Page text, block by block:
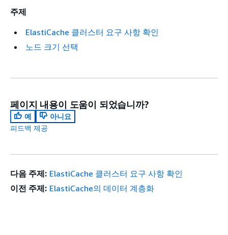
주제
ElastiCache 클러스터 요구 사항 확인
노드 크기 선택
페이지 내용이 도움이 되었습니까?
예
아니요
피드백 제공
다음 주제: ElastiCache 클러스터 요구 사항 확인
이전 주제: ElastiCache의 데이터 계층화